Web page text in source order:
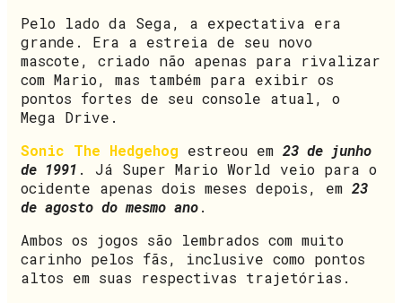
Pelo lado da Sega, a expectativa era
grande. Era a estreia de seu novo
mascote, criado não apenas para rivalizar
com Mario, mas também para exibir os
pontos fortes de seu console atual, o
Mega Drive.
Sonic The Hedgehog estreou em 23 de junho
de 1991 . Já Super Mario World veio para o
ocidente apenas dois meses depois, em 23
de agosto do mesmo ano.
Ambos os jogos são lembrados com muito
carinho pelos fãs, inclusive como pontos
altos em suas respectivas trajetórias.